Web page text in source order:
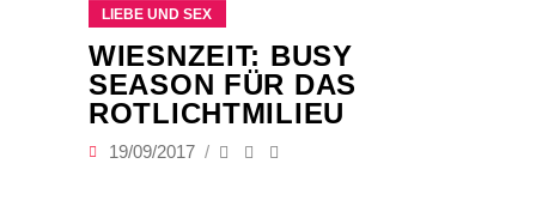
LIEBE UND SEX
WIESNZEIT: BUSY
SEASON FÜR DAS
ROTLICHTMILIEU
19/09/2017